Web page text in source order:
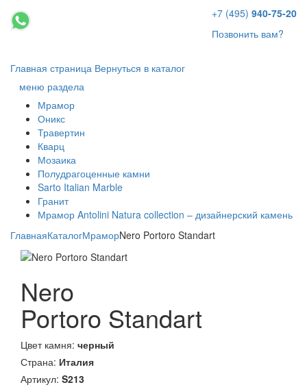
+7 (495) 940-75-20
Позвонить вам?
Главная страница Вернуться в каталог
меню раздела
Мрамор
Оникс
Травертин
Кварц
Мозаика
Полудрагоценные камни
Sarto Italian Marble
Гранит
Мрамор Antolini Natura collection – дизайнерский камень
ГлавнаяКаталогМраморNero Portoro Standart
Nero
Portoro Standart
Цвет камня: черный
Страна: Италия
Артикул: S213